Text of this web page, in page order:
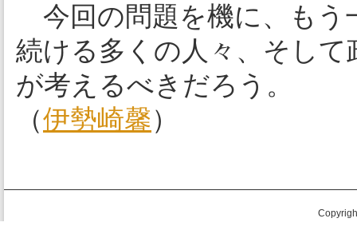
今回の問題を機に、もう
続ける多くの人々、そし
が考えるべきだろう。
（伊勢崎馨）